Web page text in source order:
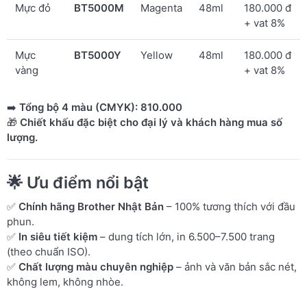
Mực đỏ BT5000M Magenta 48ml
180.000 đ
+ vat 8%
Mực
vàng
BT5000Y Yellow 48ml
180.000 đ
+ vat 8%
➡️ Tổng bộ 4 màu (CMYK): 810.000
🎁 Chiết khấu đặc biệt cho đại lý và khách hàng mua số
lượng.
🌟 Ưu điểm nổi bật
✅ Chính hãng Brother Nhật Bản – 100% tương thích với đầu
phun.
✅ In siêu tiết kiệm – dung tích lớn, in 6.500–7.500 trang
(theo chuẩn ISO).
✅ Chất lượng màu chuyên nghiệp – ảnh và văn bản sắc nét,
không lem, không nhòe.